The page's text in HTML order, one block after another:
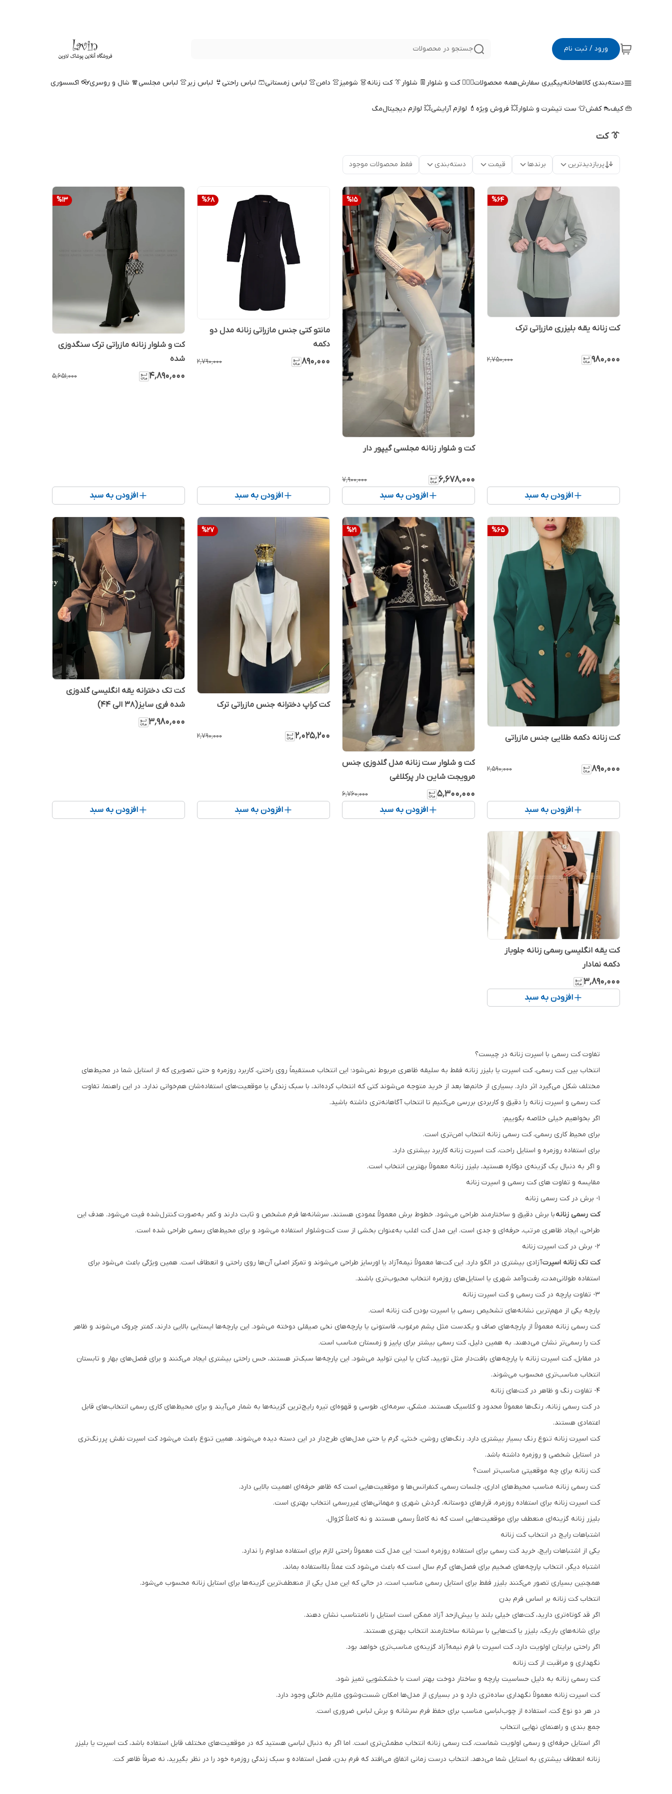
ورود / ثبت نام جستجو در محصولات
دسته‌بندی کالاهاخانهپیگیری سفارشهمه محصولات🤵🏻‍♀️ کت و شلوار 👖 شلوار👔 کت زنانه👗 شومیز👚 دامن👚 لباس زمستانی🩳 لباس راحتی👙 لباس زیر👚 لباس مجلسی🧣 شال و روسری👓 اکسسوری
👜 کیف👠 کفش👕 ست تیشرت و شلوار💥 فروش ویژه 💄 لوازم آرایشی💥 لوازم دیجیتالمگ
👔 کت
پربازدیدترین برندها قیمت دسته‌بندی فقط محصولات موجود
%64
کت زنانه یقه بلیزری مازراتی ترک
۹۸۰٬۰۰۰ ۲٬۷۵۰٬۰۰۰
افزودن به سبد
%15
کت و شلوار زنانه مجلسی گیپور دار
۶٬۶۷۸٬۰۰۰ ۷٬۹۰۰٬۰۰۰
افزودن به سبد
%68
مانتو کتی جنس مازراتی زنانه مدل دو
دکمه
۸۹۰٬۰۰۰ ۲٬۷۹۰٬۰۰۰
افزودن به سبد
%13
کت و شلوار زنانه مازراتی ترک سنگدوزی
شده
۴٬۸۹۰٬۰۰۰ ۵٬۶۵۱٬۰۰۰
افزودن به سبد
%65
کت زنانه دکمه طلایی جنس مازراتی
۸۹۰٬۰۰۰ ۲٬۵۹۰٬۰۰۰
افزودن به سبد
%21
کت و شلوار ست زنانه مدل گلدوزی جنس
مرویجت شاین دار پرکلاغی
۵٬۳۰۰٬۰۰۰ ۶٬۷۶۰٬۰۰۰
افزودن به سبد
%27
کت کراپ دخترانه جنس مازراتی ترک
۲٬۰۲۵٬۲۰۰ ۲٬۷۹۰٬۰۰۰
افزودن به سبد
کت تک دخترانه یقه انگلیسی گلدوزی
شده فری سایز(38 الی 44)
۳٬۹۸۰٬۰۰۰
افزودن به سبد
کت یقه انگلیسی رسمی زنانه جلوباز
دکمه نمادار
۳٬۸۹۰٬۰۰۰
افزودن به سبد
تفاوت کت رسمی با اسپرت زنانه در چیست؟
انتخاب بین کت رسمی، کت اسپرت یا بلیزر زنانه فقط به سلیقه ظاهری مربوط نمی‌شود؛ این انتخاب مستقیماً روی راحتی، کاربرد روزمره و حتی تصویری که از استایل شما در محیط‌های
مختلف شکل می‌گیرد اثر دارد. بسیاری از خانم‌ها بعد از خرید متوجه می‌شوند کتی که انتخاب کرده‌اند، با سبک زندگی یا موقعیت‌های استفاده‌شان هم‌خوانی ندارد. در این راهنما، تفاوت
کت رسمی و اسپرت زنانه را دقیق و کاربردی بررسی می‌کنیم تا انتخاب آگاهانه‌تری داشته باشید.
اگر بخواهیم خیلی خلاصه بگوییم:
برای محیط کاری رسمی، کت رسمی زنانه انتخاب امن‌تری است.
برای استفاده روزمره و استایل راحت، کت اسپرت زنانه کاربرد بیشتری دارد.
و اگر به دنبال یک گزینه‌ی دوکاره هستید، بلیزر زنانه معمولاً بهترین انتخاب است.
مقایسه و تفاوت های کت رسمی و اسپرت زنانه
1- برش در کت رسمی زنانه
کت رسمی زنانهبا برش دقیق و ساختارمند طراحی می‌شود. خطوط برش معمولاً عمودی هستند، سرشانه‌ها فرم مشخص و ثابت دارند و کمر به‌صورت کنترل‌شده فیت می‌شود. هدف این
طراحی، ایجاد ظاهری مرتب، حرفه‌ای و جدی است. این مدل کت اغلب به‌عنوان بخشی از ست کت‌وشلوار استفاده می‌شود و برای محیط‌های رسمی طراحی شده است.
2- برش در کت اسپرت زنانه
کت تک زنانه اسپرتآزادی بیشتری در الگو دارد. این کت‌ها معمولاً نیمه‌آزاد یا اورسایز طراحی می‌شوند و تمرکز اصلی آن‌ها روی راحتی و انعطاف است. همین ویژگی باعث می‌شود برای
استفاده طولانی‌مدت، رفت‌وآمد شهری یا استایل‌های روزمره انتخاب محبوب‌تری باشند.
3- تفاوت پارچه در کت رسمی و کت اسپرت زنانه
پارچه یکی از مهم‌ترین نشانه‌های تشخیص رسمی یا اسپرت بودن کت زنانه است.
کت رسمی زنانه معمولاً از پارچه‌های صاف و یکدست مثل پشم مرغوب، فاستونی یا پارچه‌های نخی صیقلی دوخته می‌شود. این پارچه‌ها ایستایی بالایی دارند، کمتر چروک می‌شوند و ظاهر
کت را رسمی‌تر نشان می‌دهند. به همین دلیل، کت رسمی بیشتر برای پاییز و زمستان مناسب است.
در مقابل، کت اسپرت زنانه با پارچه‌های بافت‌دار مثل تویید، کتان یا لینن تولید می‌شود. این پارچه‌ها سبک‌تر هستند، حس راحتی بیشتری ایجاد می‌کنند و برای فصل‌های بهار و تابستان
انتخاب مناسب‌تری محسوب می‌شوند.
4- تفاوت رنگ و ظاهر در کت‌های زنانه
در کت رسمی زنانه، رنگ‌ها معمولاً محدود و کلاسیک هستند. مشکی، سرمه‌ای، طوسی و قهوه‌ای تیره رایج‌ترین گزینه‌ها به شمار می‌آیند و برای محیط‌های کاری رسمی انتخاب‌های قابل
اعتمادی هستند.
کت اسپرت زنانه تنوع رنگ بسیار بیشتری دارد. رنگ‌های روشن، خنثی، گرم یا حتی مدل‌های طرح‌دار در این دسته دیده می‌شوند. همین تنوع باعث می‌شود کت اسپرت نقش پررنگ‌تری
در استایل شخصی و روزمره داشته باشد.
کت زنانه برای چه موقعیتی مناسب‌تر است؟
کت رسمی زنانه مناسب محیط‌های اداری، جلسات رسمی، کنفرانس‌ها و موقعیت‌هایی است که ظاهر حرفه‌ای اهمیت بالایی دارد.
کت اسپرت زنانه برای استفاده روزمره، قرارهای دوستانه، گردش شهری و مهمانی‌های غیررسمی انتخاب بهتری است.
بلیزر زنانه گزینه‌ای منعطف برای موقعیت‌هایی است که نه کاملاً رسمی هستند و نه کاملاً کژوال.
اشتباهات رایج در انتخاب کت زنانه
یکی از اشتباهات رایج، خرید کت رسمی برای استفاده روزمره است؛ این مدل کت معمولاً راحتی لازم برای استفاده مداوم را ندارد.
اشتباه دیگر، انتخاب پارچه‌های ضخیم برای فصل‌های گرم سال است که باعث می‌شود کت عملاً بلااستفاده بماند.
همچنین بسیاری تصور می‌کنند بلیزر فقط برای استایل رسمی مناسب است، در حالی که این مدل یکی از منعطف‌ترین گزینه‌ها برای استایل زنانه محسوب می‌شود.
انتخاب کت زنانه بر اساس فرم بدن
اگر قد کوتاه‌تری دارید، کت‌های خیلی بلند یا بیش‌ازحد آزاد ممکن است استایل را نامتناسب نشان دهند.
برای شانه‌های باریک، بلیزر یا کت‌هایی با سرشانه ساختارمند انتخاب بهتری هستند.
اگر راحتی برایتان اولویت دارد، کت اسپرت با فرم نیمه‌آزاد گزینه‌ی مناسب‌تری خواهد بود.
نگهداری و مراقبت از کت زنانه
کت رسمی زنانه به دلیل حساسیت پارچه و ساختار دوخت بهتر است با خشکشویی تمیز شود.
کت اسپرت زنانه معمولاً نگهداری ساده‌تری دارد و در بسیاری از مدل‌ها امکان شست‌وشوی ملایم خانگی وجود دارد.
در هر دو نوع کت، استفاده از چوب‌لباسی مناسب برای حفظ فرم سرشانه و برش لباس ضروری است.
جمع‌ بندی و راهنمای نهایی انتخاب
اگر استایل حرفه‌ای و رسمی اولویت شماست، کت رسمی زنانه انتخاب مطمئن‌تری است. اما اگر به دنبال لباسی هستید که در موقعیت‌های مختلف قابل استفاده باشد، کت اسپرت یا بلیزر
زنانه انعطاف بیشتری به استایل شما می‌دهد. انتخاب درست زمانی اتفاق می‌افتد که فرم بدن، فصل استفاده و سبک زندگی روزمره خود را در نظر بگیرید، نه صرفاً ظاهر کت.